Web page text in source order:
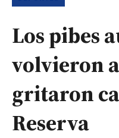
Los pibes
volvieron
gritaron
Reserva